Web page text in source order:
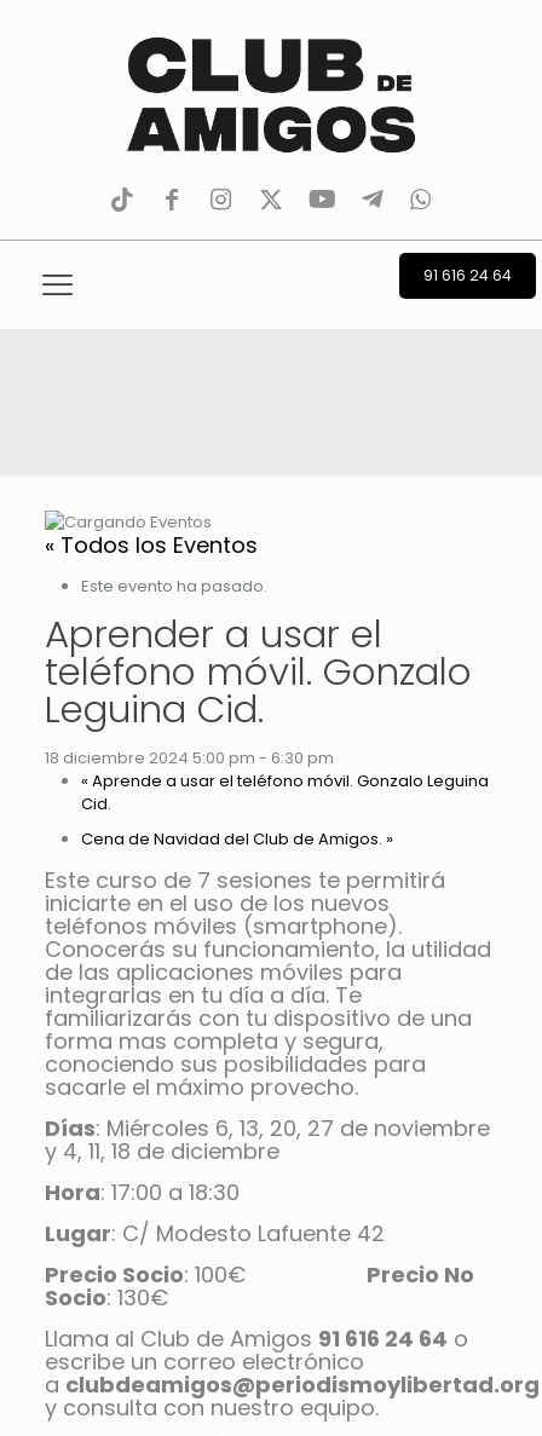
tiktokfacebookinstagram
TwitterYoutubeTelegramwhatsapp
91 616 24 64
« Todos los Eventos
Este evento ha pasado.
Aprender a usar el
teléfono móvil. Gonzalo
Leguina Cid.
18 diciembre 2024 5:00 pm - 6:30 pm
« Aprende a usar el teléfono móvil. Gonzalo Leguina
Cid.
Cena de Navidad del Club de Amigos. »
Este curso de 7 sesiones te permitirá
iniciarte en el uso de los nuevos
teléfonos móviles (smartphone).
Conocerás su funcionamiento, la utilidad
de las aplicaciones móviles para
integrarlas en tu día a día. Te
familiarizarás con tu dispositivo de una
forma mas completa y segura,
conociendo sus posibilidades para
sacarle el máximo provecho.
Días: Miércoles 6, 13, 20, 27 de noviembre
y 4, 11, 18 de diciembre
Hora: 17:00 a 18:30
Lugar: C/ Modesto Lafuente 42
Precio Socio: 100€ Precio No
Socio: 130€
Llama al Club de Amigos 91 616 24 64 o
escribe un correo electrónico
a clubdeamigos@periodismoylibertad.org
y consulta con nuestro equipo.